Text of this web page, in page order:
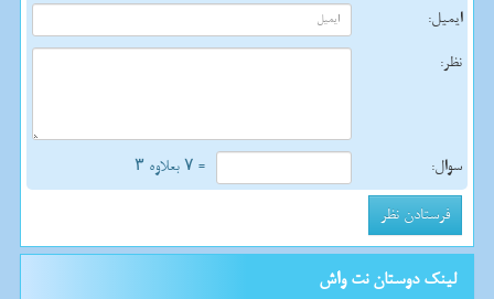
ایمیل:
نظر:
سوال: = ۷ بعلاوه ۳
لینک دوستان نت واش